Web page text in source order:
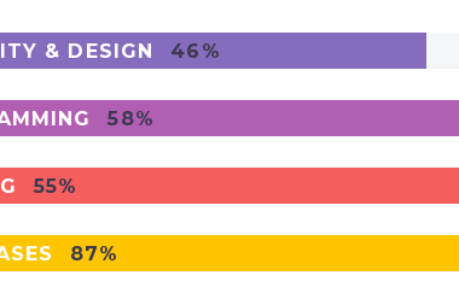
& DESIGN 46%
58%
55%
87%